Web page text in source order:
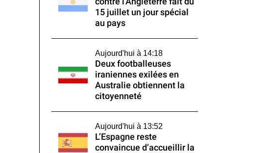
15 juillet un jour spécial
au pays
Aujourd'hui à 14:18
Deux footballeuses
iraniennes exilées en
Australie obtiennent la
citoyenneté
Aujourd'hui à 13:52
L’Espagne reste
convaincue d’accueillir la